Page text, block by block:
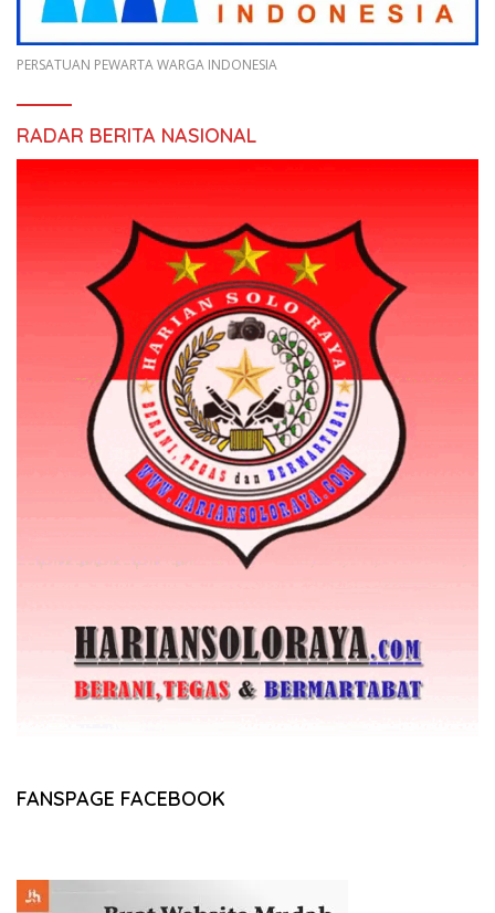
PERSATUAN PEWARTA WARGA INDONESIA
RADAR BERITA NASIONAL
FANSPAGE FACEBOOK